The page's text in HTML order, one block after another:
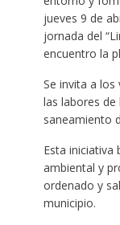
jueves 9 de
jornada del
encuentro la
Se invita a los
las labores
saneamiento
Esta iniciativa
ambiental y
ordenado y
municipio.